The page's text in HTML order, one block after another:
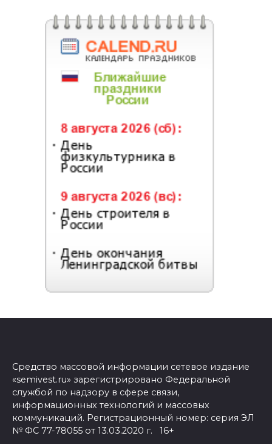
Средство массовой информации сетевое издание
«semivest.ru» зарегистрировано Федеральной
службой по надзору в сфере связи,
информационных технологий и массовых
коммуникаций. Регистрационный номер: серия ЭЛ
№ ФС 77-78055 от 13.03.2020 г. 16+